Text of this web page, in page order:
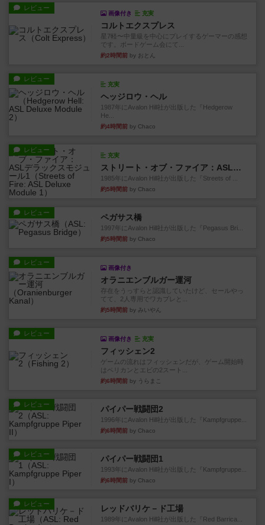
レビュー
画像付き 充実
コルトエクスプレス
星7軽〜中量級を中心にプレイするゲーマーの感想
です。ボードゲーム会にて...
約2時間前 by おとん
レビュー
充実
ヘッジロウ・ヘル
1987年にAvalon Hill社が出版した『Hedgerow
He...
約4時間前 by Chaco
レビュー
充実
ストリート・オブ・ファイア：ASLデラックスモジュール1
1985年にAvalon Hill社が出版した『Streets of ...
約5時間前 by Chaco
レビュー ペガサス橋
1997年にAvalon Hill社が出版した『Pegasus Bri...
約5時間前 by Chaco
レビュー
画像付き
オラニエンブルガー運河
存在をうっすらと認識していたけど、セールやっ
てて、2人専用でワカプレと...
約5時間前 by みいやん
レビュー
画像付き 充実
フィッシェン2
ゲームの流れはフィッシェンだが、ゲーム開始時
はペリカンとエビの2スート...
約6時間前 by うらまこ
レビュー パイパー戦闘団2
1996年にAvalon Hill社が出版した『Kampfgruppe...
約6時間前 by Chaco
レビュー パイパー戦闘団1
1993年にAvalon Hill社が出版した『Kampfgruppe...
約6時間前 by Chaco
レビュー レッドバリケ－ド工場
1989年にAvalon Hill社が出版した『Red Barrica...